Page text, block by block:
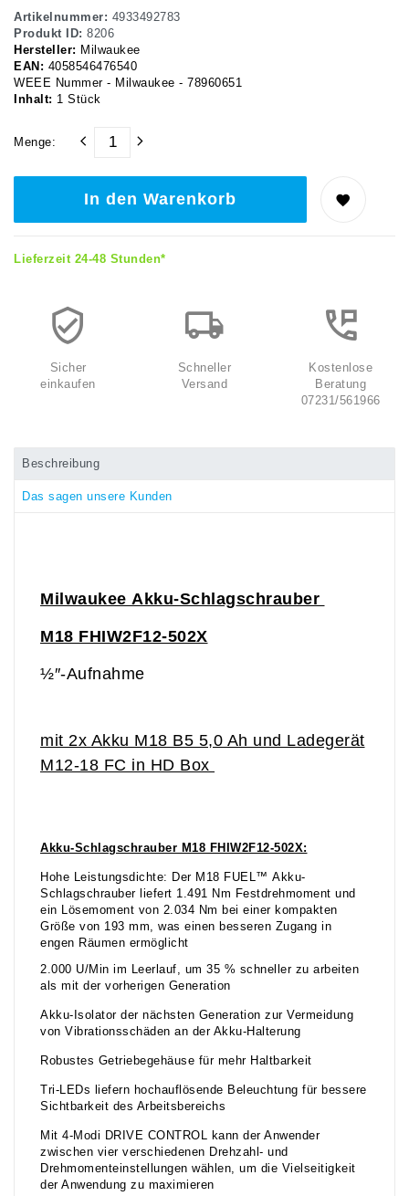
Artikelnummer: 4933492783
Produkt ID: 8206
Hersteller: Milwaukee
EAN: 4058546476540
WEEE Nummer - Milwaukee - 78960651
Inhalt: 1 Stück
Menge:
In den Warenkorb
Lieferzeit 24-48 Stunden*
Sicher
einkaufen
Schneller
Versand
Kostenlose
Beratung
07231/561966
Beschreibung
Das sagen unsere Kunden
Milwaukee Akku-Schlagschrauber
M18 FHIW2F12-502X
½″-Aufnahme
mit 2x Akku M18 B5 5,0 Ah und Ladegerät
M12-18 FC in HD Box
Akku-Schlagschrauber M18 FHIW2F12-502X:
Hohe Leistungsdichte: Der M18 FUEL™ Akku-
Schlagschrauber liefert 1.491 Nm Festdrehmoment und
ein Lösemoment von 2.034 Nm bei einer kompakten
Größe von 193 mm, was einen besseren Zugang in
engen Räumen ermöglicht
2.000 U/Min im Leerlauf, um 35 % schneller zu arbeiten
als mit der vorherigen Generation
Akku-Isolator der nächsten Generation zur Vermeidung
von Vibrationsschäden an der Akku-Halterung
Robustes Getriebegehäuse für mehr Haltbarkeit
Tri-LEDs liefern hochauflösende Beleuchtung für bessere
Sichtbarkeit des Arbeitsbereichs
Mit 4-Modi DRIVE CONTROL kann der Anwender
zwischen vier verschiedenen Drehzahl- und
Drehmomenteinstellungen wählen, um die Vielseitigkeit
der Anwendung zu maximieren